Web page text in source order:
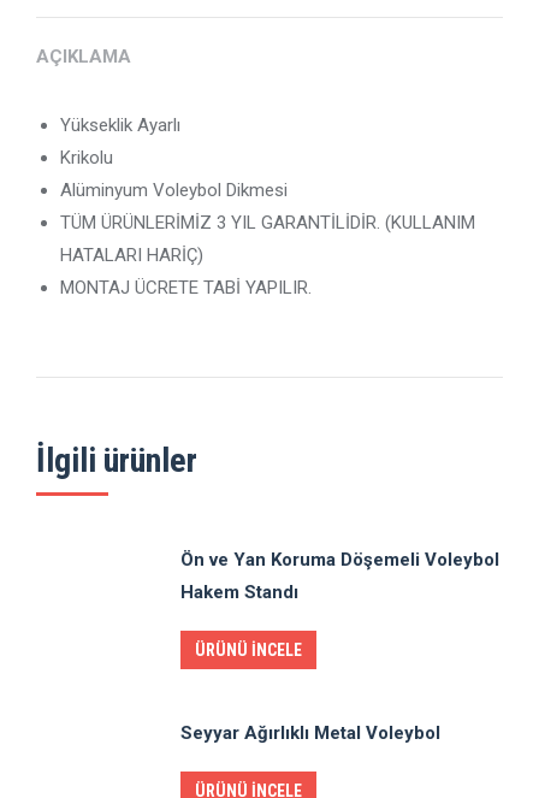
AÇIKLAMA
Yükseklik Ayarlı
Krikolu
Alüminyum Voleybol Dikmesi
TÜM ÜRÜNLERİMİZ 3 YIL GARANTİLİDİR. (KULLANIM
HATALARI HARİÇ)
MONTAJ ÜCRETE TABİ YAPILIR.
İlgili ürünler
Ön ve Yan Koruma Döşemeli Voleybol
Hakem Standı
ÜRÜNÜ İNCELE
Seyyar Ağırlıklı Metal Voleybol
ÜRÜNÜ İNCELE